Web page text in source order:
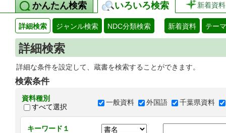
かんたん検索 いろいろ検索 新着資料
詳細検索 ジャンル検索 NDC分類検索 新着資料 テー
詳細検索
詳細な条件を設定して、蔵書を検索することができます。
検索条件
資料種別
すべて選択
一般資料 外国語 千葉県資料
キーワード１